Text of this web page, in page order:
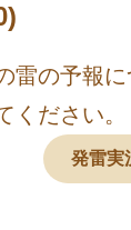
雷の予報
ください。
発雷実